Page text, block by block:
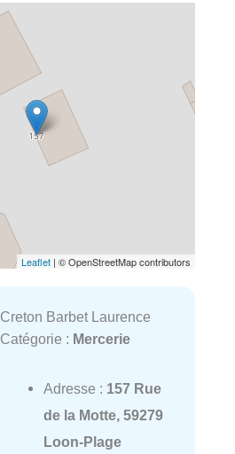
Leaflet | © OpenStreetMap contributors
Creton Barbet Laurence
Catégorie : Mercerie
Adresse : 157 Rue
de la Motte, 59279
Loon-Plage